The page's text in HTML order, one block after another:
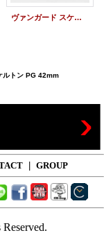
ヴァンガード スケルトン 7デイズ パワーリザーブ V45S6SQT 5NNR 新品
ルトン PG 42mm
| GROUP